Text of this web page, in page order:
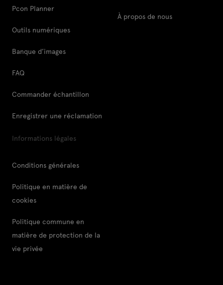
Pcon Planner
Outils numériques
Banque d’images
FAQ
Commander échantillon
Enregistrer une réclamation
À propos de nous
Informations légales
Conditions générales
Politique en matière de
cookies
Politique commune en
matière de protection de la
vie privée